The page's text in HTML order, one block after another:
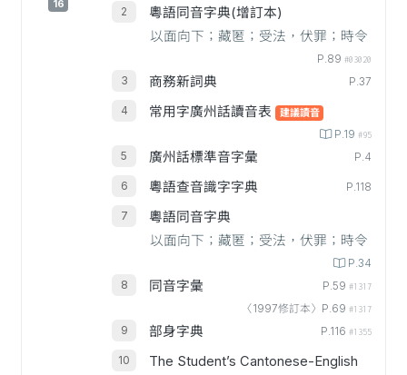
16
粵語同音字典(增訂本)
以面向下；藏匿；受法，伏罪；時令
P.89 #03020
商務新詞典 P.37
常用字廣州話讀音表 建議讀音
P.19 #95
廣州話標準音字彙 P.4
粵語查音識字字典 P.118
粵語同音字典
以面向下；藏匿；受法，伏罪；時令
P.34
同音字彙 P.59 #1317
〈1997修訂本〉P.69 #1317
部身字典 P.116 #1355
The Student’s Cantonese-English